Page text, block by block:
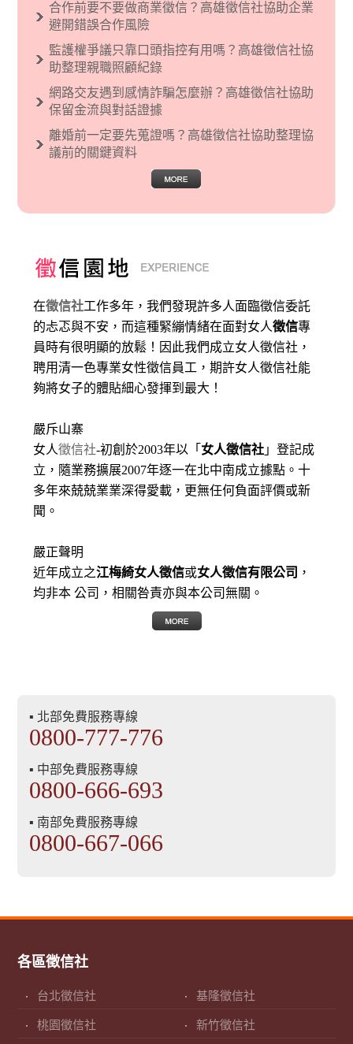
現了男性沙文…
合作前要不要做商業徵信？高雄徵信社協助企業
避開錯誤合作風險
監護權爭議只靠口頭指控有用嗎？高雄徵信社協
助整理親職照顧紀錄
網路交友遇到感情詐騙怎麼辦？高雄徵信社協助
保留金流與對話證據
離婚前一定要先蒐證嗎？高雄徵信社協助整理協
議前的關鍵資料
在徵信社工作多年，我們發現許多人面臨徵信委託
的忐忑與不安，而這種緊繃情緒在面對女人徵信專
員時有很明顯的放鬆！因此我們成立女人徵信社，
聘用清一色專業女性徵信員工，期許女人徵信社能
夠將女子的體貼細心發揮到最大 ！
嚴斥山寨
女人徵信社-初創於2003年以「 女人徵信社 」登記成
立，隨業務擴展2007年逐一在北中南成立據點。十
多年來兢兢業業深得愛載，更無任何負面評價或新
聞。
嚴正聲明
近年成立之江梅綺女人徵信或女人徵信有限公司 ，
均非本 公司，相關咎責亦與本公司無關。
▪ 北部免費服務專線
0800-777-776
▪ 中部免費服務專線
0800-666-693
▪ 南部免費服務專線
0800-667-066
各區徵信社
台北徵信社 基隆徵信社
桃園徵信社 新竹徵信社